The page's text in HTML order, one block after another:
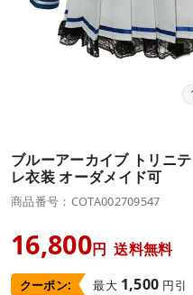
ブルーアーカイブ トリニ
レ衣装 オーダメイド可
商品番号：COTA002709547
16,800円 送料無料
クーポン: 最大 1,500 円引